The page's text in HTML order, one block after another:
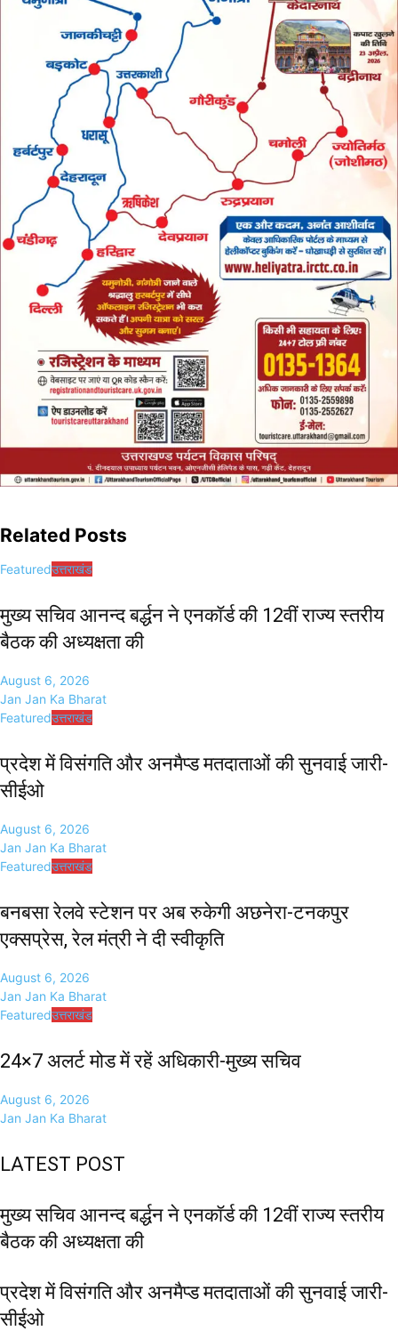
Related Posts
Featuredउत्तराखंड
मुख्य सचिव आनन्द बर्द्धन ने एनकॉर्ड की 12वीं राज्य स्तरीय
बैठक की अध्यक्षता की
August 6, 2026
Jan Jan Ka Bharat
Featuredउत्तराखंड
प्रदेश में विसंगति और अनमैप्ड मतदाताओं की सुनवाई जारी-
सीईओ
August 6, 2026
Jan Jan Ka Bharat
Featuredउत्तराखंड
बनबसा रेलवे स्टेशन पर अब रुकेगी अछनेरा-टनकपुर
एक्सप्रेस, रेल मंत्री ने दी स्वीकृति
August 6, 2026
Jan Jan Ka Bharat
Featuredउत्तराखंड
24×7 अलर्ट मोड में रहें अधिकारी-मुख्य सचिव
August 6, 2026
Jan Jan Ka Bharat
LATEST POST
मुख्य सचिव आनन्द बर्द्धन ने एनकॉर्ड की 12वीं राज्य स्तरीय
बैठक की अध्यक्षता की
प्रदेश में विसंगति और अनमैप्ड मतदाताओं की सुनवाई जारी-
सीईओ